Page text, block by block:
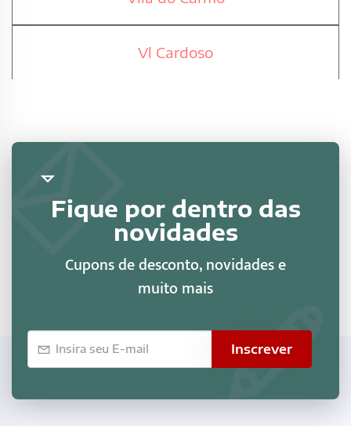
Vl Cardoso
Fique por dentro das
novidades
Cupons de desconto, novidades e
muito mais
Inscrever